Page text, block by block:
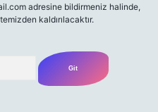
adresine bildirmeniz halinde,
kaldırılacaktır.